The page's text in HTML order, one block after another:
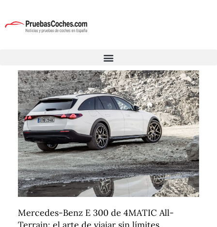
Mercedes-Benz E 300 de 4MATIC All-